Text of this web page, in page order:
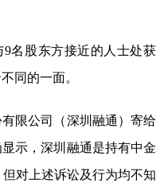
9名股东方接近的人士处获
同的一面。
限公司（深圳融通）寄给
示，深圳融通是持有中金
对上述诉讼及行为均不知